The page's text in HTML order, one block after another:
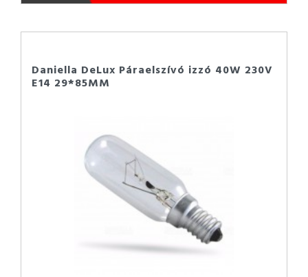
Daniella DeLux Páraelszívó izzó 40W 230V
E14 29*85MM